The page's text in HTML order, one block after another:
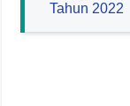
Tahun 2022